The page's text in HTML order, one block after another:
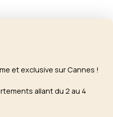
et exclusive sur Cannes !
allant du 2 au 4